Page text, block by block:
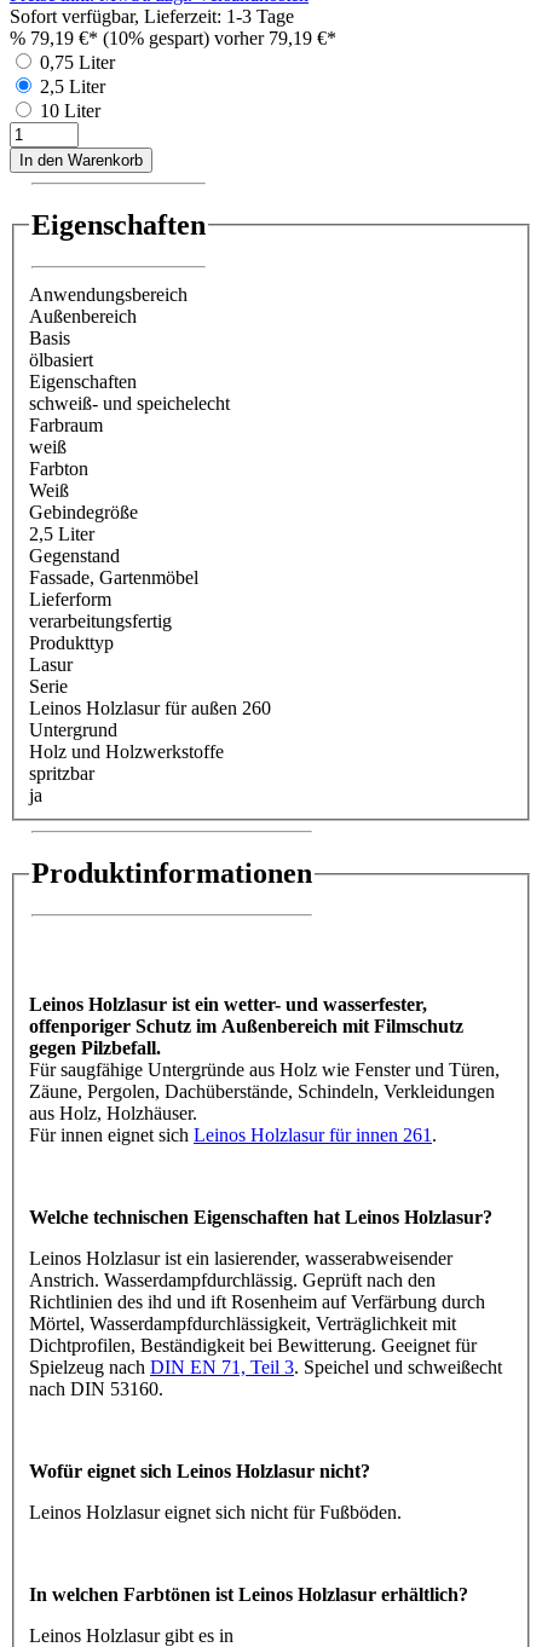
Sofort verfügbar, Lieferzeit: 1-3 Tage
% 79,19 €* (10% gespart) vorher 79,19 €*
0,75 Liter
2,5 Liter
10 Liter
In den Warenkorb
Eigenschaften
Anwendungsbereich
Außenbereich
Basis
ölbasiert
Eigenschaften
schweiß- und speichelecht
Farbraum
weiß
Farbton
Weiß
Gebindegröße
2,5 Liter
Gegenstand
Fassade, Gartenmöbel
Lieferform
verarbeitungsfertig
Produkttyp
Lasur
Serie
Leinos Holzlasur für außen 260
Untergrund
Holz und Holzwerkstoffe
spritzbar
ja
Produktinformationen
Leinos Holzlasur ist ein wetter- und wasserfester,
offenporiger Schutz im Außenbereich mit Filmschutz
gegen Pilzbefall.
Für saugfähige Untergründe aus Holz wie Fenster und Türen,
Zäune, Pergolen, Dachüberstände, Schindeln, Verkleidungen
aus Holz, Holzhäuser.
Für innen eignet sich Leinos Holzlasur für innen 261 .
Welche technischen Eigenschaften hat Leinos Holzlasur?
Leinos Holzlasur ist ein lasierender, wasserabweisender
Anstrich. Wasserdampfdurchlässig. Geprüft nach den
Richtlinien des ihd und ift Rosenheim auf Verfärbung durch
Mörtel, Wasserdampfdurchlässigkeit, Verträglichkeit mit
Dichtprofilen, Beständigkeit bei Bewitterung. Geeignet für
Spielzeug nach DIN EN 71, Teil 3. Speichel und schweißecht
nach DIN 53160.
Wofür eignet sich Leinos Holzlasur nicht?
Leinos Holzlasur eignet sich nicht für Fußböden.
In welchen Farbtönen ist Leinos Holzlasur erhältlich?
Leinos Holzlasur gibt es in